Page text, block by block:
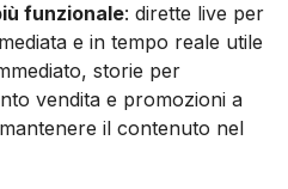
funzionale: dirette live per
e in tempo reale utile
storie per
vendita e promozioni a
il contenuto nel